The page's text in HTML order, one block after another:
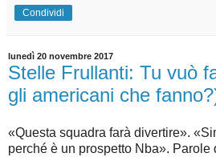
Condividi
lunedì 20 novembre 2017
Stelle Frullanti: Tu vuò
gli americani che
«Questa squadra farà divertire».
perché è un prospetto Nba». Parole